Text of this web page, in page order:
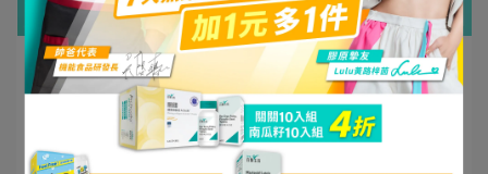
你經常覺得疲憊嗎？那你可能是缺鎂了！醫
師帶你了解鎂的功效和含鎂飲食
PMC百醫生技 | 2024-08-20
目錄 鎂是什麼？鎂的功效有哪些？ 攝⋯